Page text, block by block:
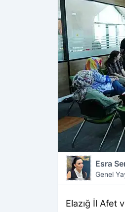
Esra
Genel
Elazığ İl Afet